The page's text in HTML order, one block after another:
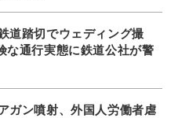
道踏切でウェディング撮
な通行実態に鉄道公社が警
ガン噴射、外国人労働者虐